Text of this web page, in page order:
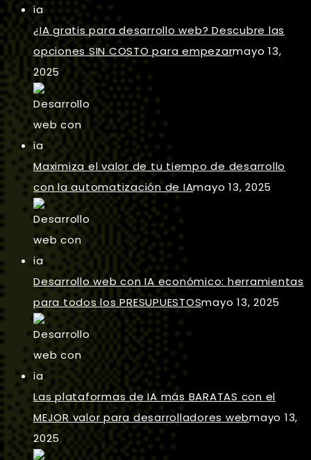
¿IA gratis para desarrollo web? Descubre las
opciones SIN COSTO para empezarmayo 13,
2025
Maximiza el valor de tu tiempo de desarrollo
con la automatización de IAmayo 13, 2025
Desarrollo web con IA económico: herramientas
para todos los PRESUPUESTOSmayo 13, 2025
Las plataformas de IA más BARATAS con el
MEJOR valor para desarrolladores webmayo 13,
2025